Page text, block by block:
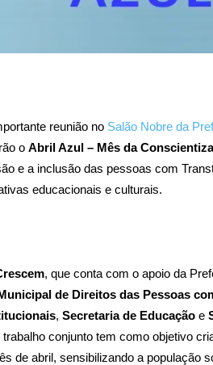
reunião no Salão Nobre da
o Abril Azul – Mês da
e a inclusão das pessoas com
educacionais e culturais.
, que conta com o apoio da
de Direitos das Pessoas
, Secretaria de Educação e
conjunto tem como objetivo
de abril, sensibilizando a população